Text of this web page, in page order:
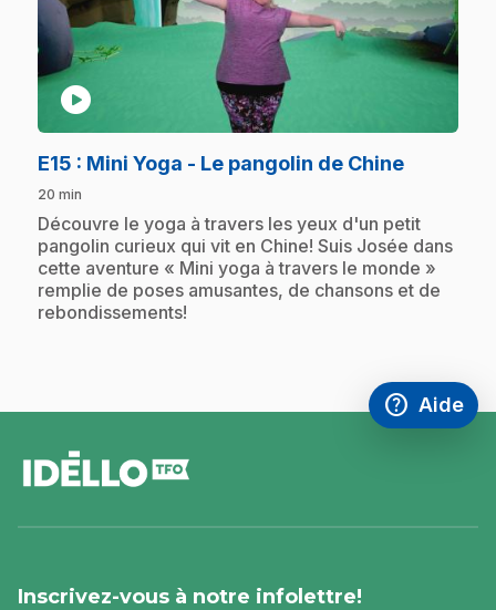
play_circle
E15 : Mini Yoga - Le pangolin de Chine.
20 min
.Découvre le yoga à travers les yeux d'un petit
pangolin curieux qui vit en Chine! Suis Josée dans
cette aventure « Mini yoga à travers le monde »
remplie de poses amusantes, de chansons et de
rebondissements!
help
Accéder à
Aide
,Ce lien
de
page
Inscrivez-vous à notre infolettre!